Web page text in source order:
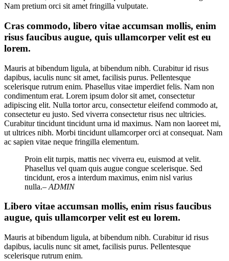
Nam pretium orci sit amet fringilla vulputate.
Cras commodo, libero vitae accumsan mollis, enim
risus faucibus augue, quis ullamcorper velit est eu
lorem.
Mauris at bibendum ligula, at bibendum nibh. Curabitur id risus
dapibus, iaculis nunc sit amet, facilisis purus. Pellentesque
scelerisque rutrum enim. Phasellus vitae imperdiet felis. Nam non
condimentum erat. Lorem ipsum dolor sit amet, consectetur
adipiscing elit. Nulla tortor arcu, consectetur eleifend commodo at,
consectetur eu justo. Sed viverra consectetur risus nec ultricies.
Curabitur tincidunt tincidunt urna id maximus. Nam non laoreet mi,
ut ultrices nibh. Morbi tincidunt ullamcorper orci at consequat. Nam
ac sapien vitae neque fringilla elementum.
Proin elit turpis, mattis nec viverra eu, euismod at velit.
Phasellus vel quam quis augue congue scelerisque. Sed
tincidunt, eros a interdum maximus, enim nisl varius
nulla.– ADMIN
Libero vitae accumsan mollis, enim risus faucibus
augue, quis ullamcorper velit est eu lorem.
Mauris at bibendum ligula, at bibendum nibh. Curabitur id risus
dapibus, iaculis nunc sit amet, facilisis purus. Pellentesque
scelerisque rutrum enim.